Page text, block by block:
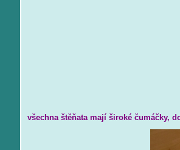
všechna štěňata mají široké čumáčky,